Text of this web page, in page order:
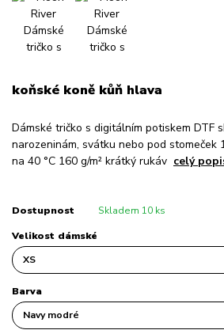
koňské koně kůň hlava
Dámské tričko s digitálním potiskem DTF
narozeninám, svátku nebo pod stomeček
na 40 °C 160 g/m² krátký rukáv celý
Dostupnost Skladem 10 ks
Velikost dámské
Barva